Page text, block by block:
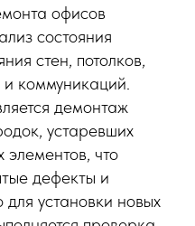
офисов
состояния
стен, потолков,
коммуникаций.
демонтаж
устаревших
элементов, что
дефекты и
для установки новых